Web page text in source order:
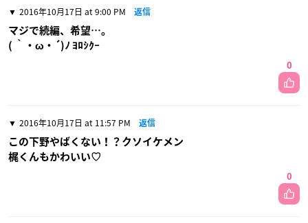
2016年10月17日 at 9:00 PM 返信
マジで続編、希望…。
( ｀・ω・´)ﾉ ﾖﾛｼｸｰ
0
2016年10月17日 at 11:57 PM 返信
この下野やばくない！？クソイケメン
梶くんもかわいい♡
0